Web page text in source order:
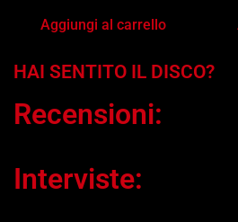
Aggiungi al carrello
HAI SENTITO IL DISCO?
Recensioni:
Interviste: